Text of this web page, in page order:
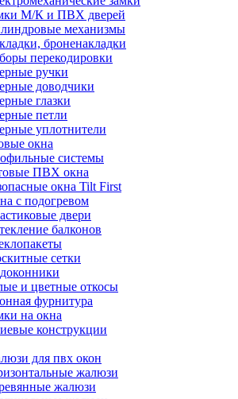
М/К и ПВХ дверей
механизмы
броненакладки
перекодировки
ручки
доводчики
глазки
петли
уплотнители
окна
системы
ПВХ окна
окна Tilt First
с подогревом
двери
балконов
сетки
и цветные откосы
фурнитура
на окна
конструкции
для пвх окон
жалюзи
жалюзи